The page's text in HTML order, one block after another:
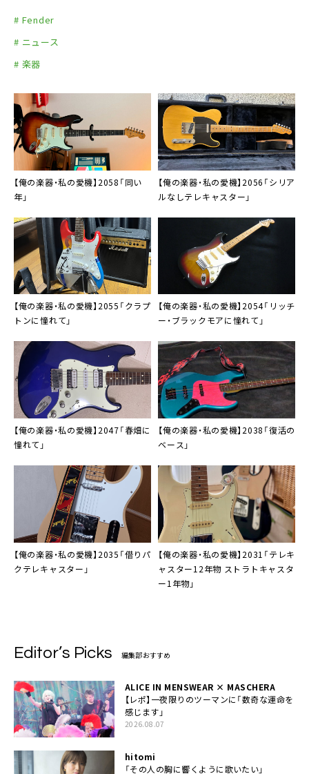
# Fender
# ニュース
# 楽器
【俺の楽器・私の愛機】2058「同い
年」
【俺の楽器・私の愛機】2056「シリア
ルなしテレキャスター」
【俺の楽器・私の愛機】2055「クラプ
トンに憧れて」
【俺の楽器・私の愛機】2054「リッチ
ー・ブラックモアに憧れて」
【俺の楽器・私の愛機】2047「春畑に
憧れて」
【俺の楽器・私の愛機】2038「復活の
ベース」
【俺の楽器・私の愛機】2035「借りパ
クテレキャスター」
【俺の楽器・私の愛機】2031「テレキ
ャスター12年物 ストラトキャスタ
ー1年物」
Editor’s Picks 編集部おすすめ
ALICE IN MENSWEAR × MASCHERA
【レポ】一夜限りのツーマンに「数奇な運命を
感じます」
2026.08.07
hitomi
「その人の胸に響くように歌いたい」